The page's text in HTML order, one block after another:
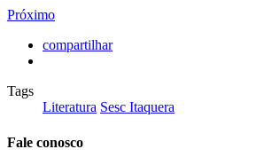
Próximo
compartilhar
Tags
Literatura Sesc Itaquera
Fale conosco